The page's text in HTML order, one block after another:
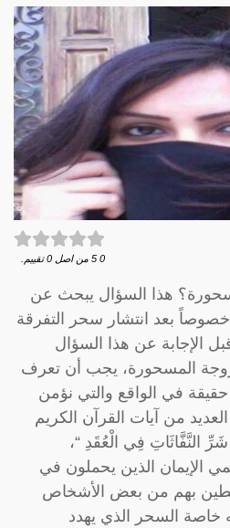
0
5 من اصل 0 تقييم.
هذا السؤال يبحث عن
خصوصاً بعد انتشار سحر التفرقة
الإجابة عن هذا السؤال
المسحورة، يجب أن تعرف
في الواقع والتي نؤمن
من آيات القرآن الكريم
النَّفَّاثَاتِ فِي الْعُقَدِ “،
الإيمان الذين يحملون في
بهم من بعض الأشخاص
خاصة السحر الذي يهدد